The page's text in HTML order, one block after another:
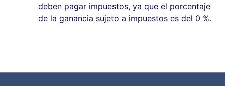
deben pagar impuestos, ya que el porcentaje
de la ganancia sujeto a impuestos es del 0 %.